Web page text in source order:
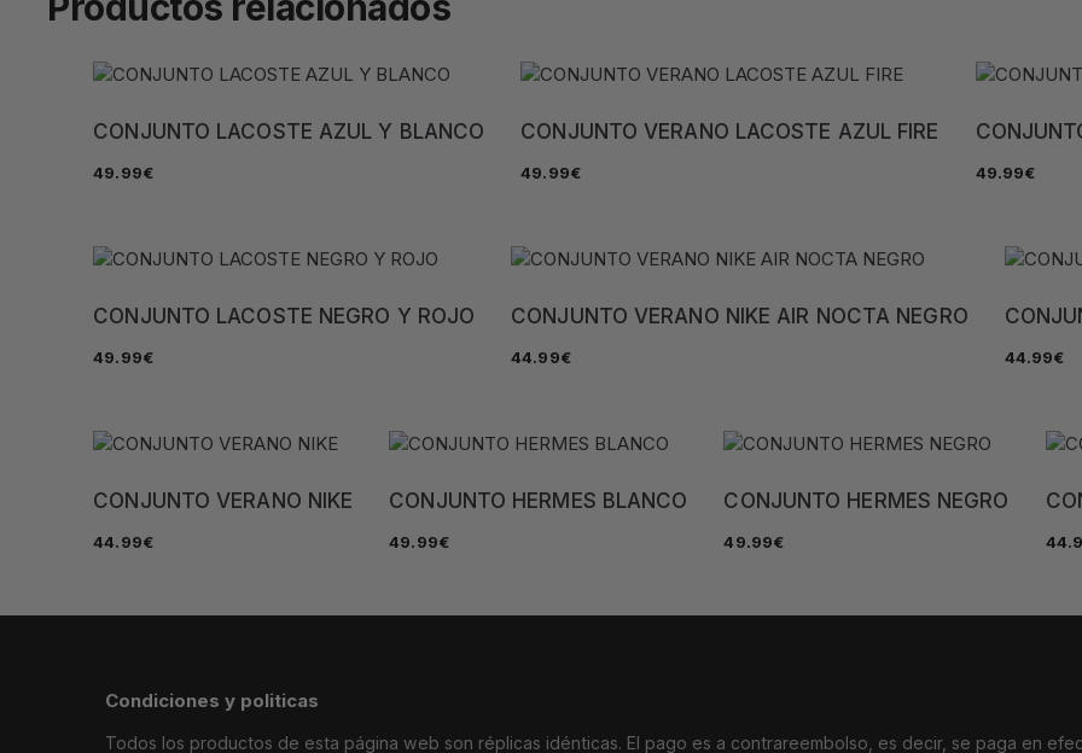
CONJUNTO LACOSTE AZUL Y BLANCO
49.99€
CONJUNTO VERANO LACOSTE AZUL FIRE
49.99€ 49.99€
CONJUNTO LACOSTE NEGRO Y ROJO
49.99€
CONJUNTO VERANO NIKE AIR NOCTA NEGRO
44.99€ 44.99€
CONJUNTO VERANO NIKE
44.99€
CONJUNTO HERMES BLANCO
49.99€
CONJUNTO HERMES NEGRO
49.99€
Condiciones y politicas
Todos los productos de esta página web son réplicas idénticas. El pago es a contrareembolso, es decir, se paga en